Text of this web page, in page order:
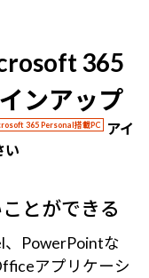
365
ンアップ
365 Personal搭載PC
アイ
い
とができる
PowerPointな
アプリケーシ